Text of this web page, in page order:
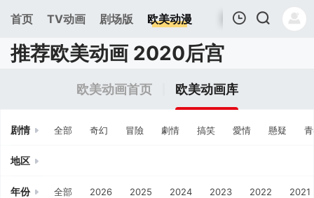
首页 TV动画 剧场版 欧美动漫
我的观影记录
推荐欧美动画 2020后宫
欧美动画首页 欧美动画库
剧情 全部 奇幻 冒險 劇情 搞笑 愛情 懸疑
地区
年份 全部 2026 2025 2024 2023 2022 2021